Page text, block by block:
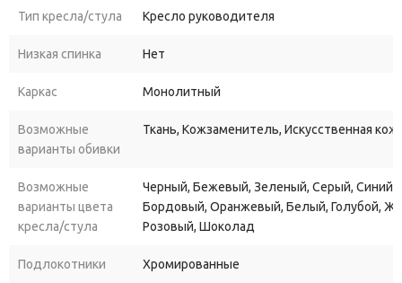
правильном положении, снимая нагрузку с позвоночника и
позволяет выбрать оптимальное положение для отдыха или
кресло, а стиль жизни, подчеркивающий ваш статус и
привлекательным с креслом руководителя Artex Chrome!
Тип кресла/стула Кресло руководителя
Низкая спинка Нет
Каркас Монолитный
Возможные
варианты обивки
Ткань, Кожзаменитель, Искусственная
Возможные
варианты цвета
кресла/стула
Черный, Бежевый, Зеленый, Серый, Синий,
Бордовый, Оранжевый, Белый, Голубой,
Розовый, Шоколад
Подлокотники Хромированные